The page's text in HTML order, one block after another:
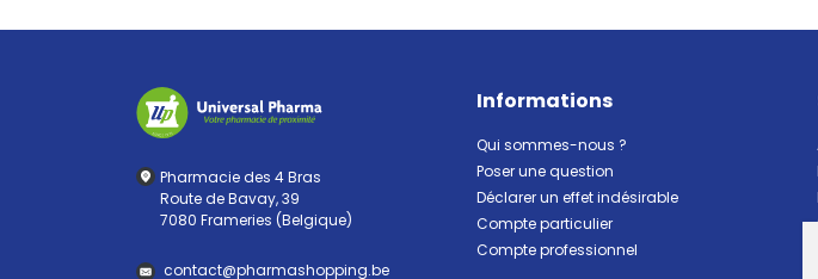
Pharmacie des 4 Bras
Route de Bavay, 39
7080 Frameries (Belgique)
contact@pharmashopping.be
Informations
Qui sommes-nous ?
Poser une question
Déclarer un effet indésirable
Compte particulier
Compte professionnel